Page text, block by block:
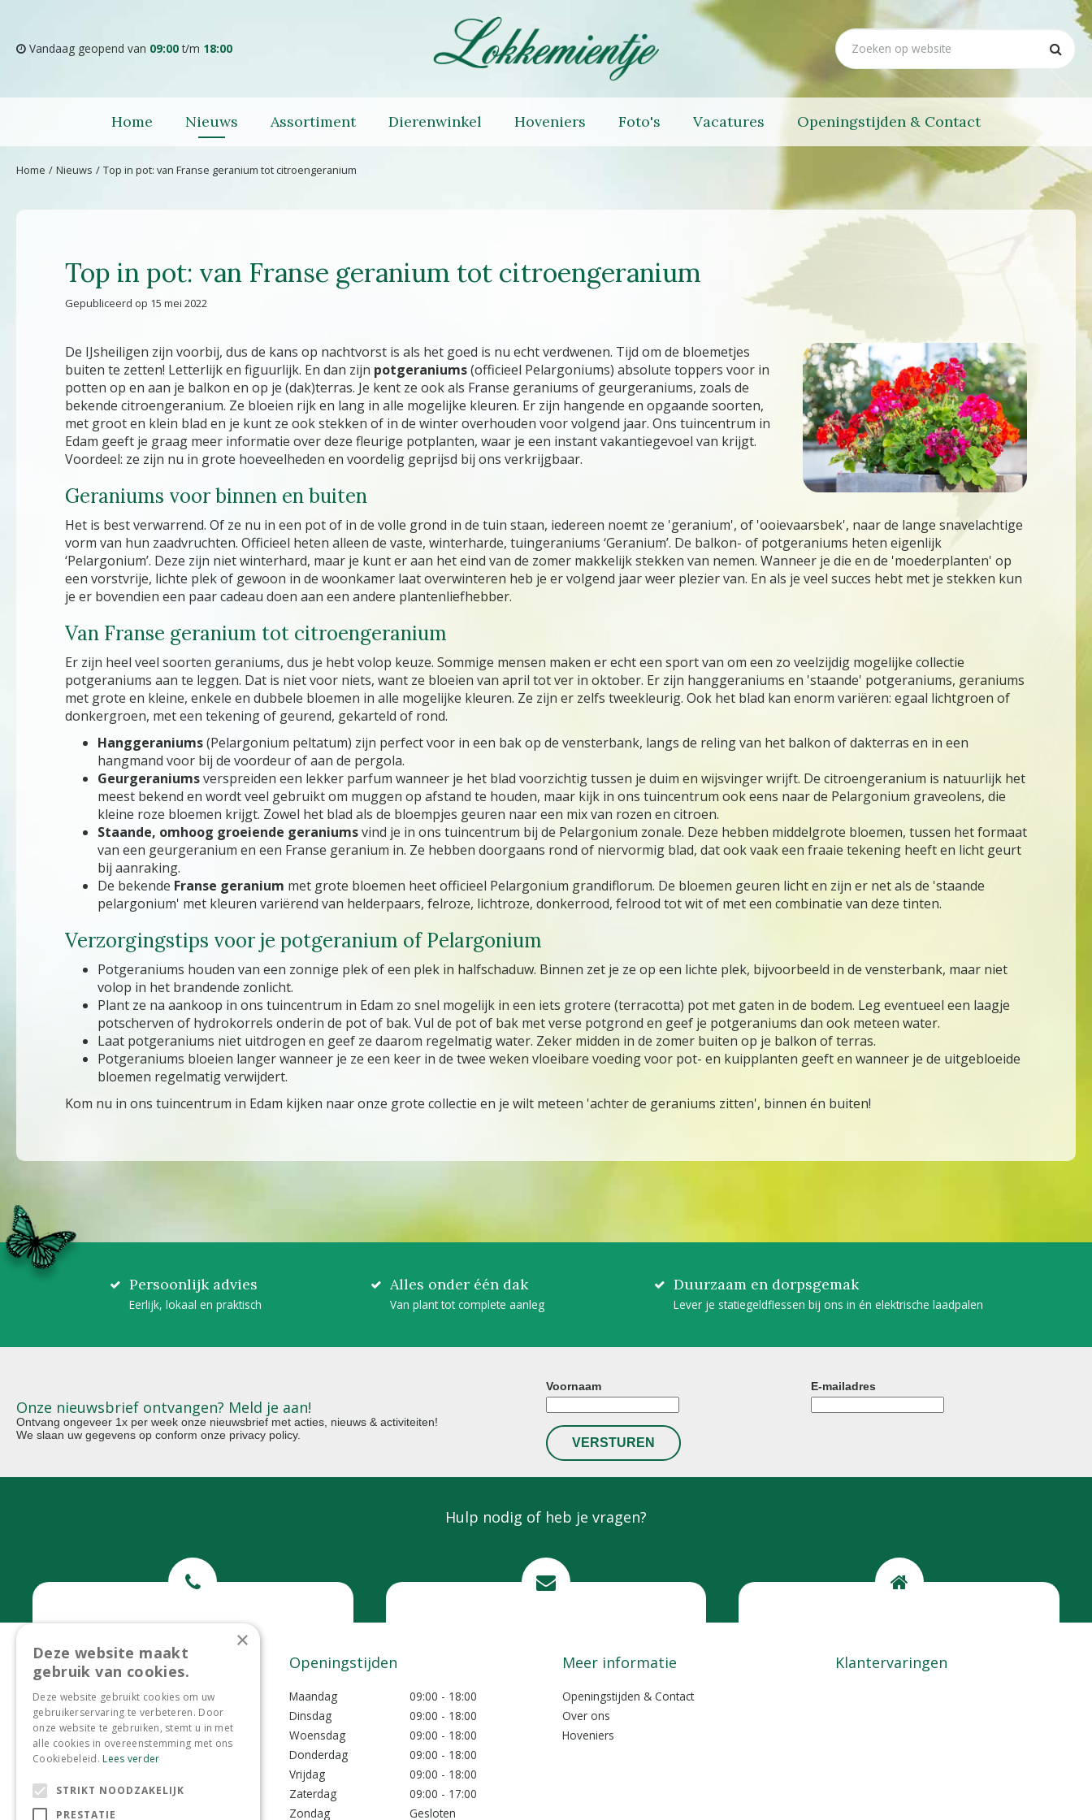
content
Home Nieuws Top in pot: van Franse geranium tot citroengeranium
Vandaag geopend van 09:00t/m 18:00
Home Nieuws Assortiment Dierenwinkel Hoveniers Foto's Vacatures Openingstijden & Contact
Top in pot: van Franse geranium tot citroengeranium
Gepubliceerd op 15 mei 2022
De IJsheiligen zijn voorbij, dus de kans op nachtvorst is als het goed is nu echt verdwenen. Tijd om de bloemetjes
buiten te zetten! Letterlijk en figuurlijk. En dan zijn potgeraniums(officieel Pelargoniums) absolute toppers voor in
potten op en aan je balkon en op je (dak)terras. Je kent ze ook als Franse geraniums of geurgeraniums, zoals de
bekende citroengeranium. Ze bloeien rijk en lang in alle mogelijke kleuren. Er zijn hangende en opgaande soorten,
met groot en klein blad en je kunt ze ook stekken of in de winter overhouden voor volgend jaar. Ons tuincentrum in
Edam geeft je graag meer informatie over deze fleurige potplanten, waar je een instant vakantiegevoel van krijgt.
Voordeel: ze zijn nu in grote hoeveelheden en voordelig geprijsd bij ons verkrijgbaar.
Geraniums voor binnen en buiten
Het is best verwarrend. Of ze nu in een pot of in de volle grond in de tuin staan, iedereen noemt ze 'geranium', of 'ooievaarsbek', naar de lange snavelachtige
vorm van hun zaadvruchten. Officieel heten alleen de vaste, winterharde, tuingeraniums ‘Geranium’. De balkon- of potgeraniums heten eigenlijk
‘Pelargonium’. Deze zijn niet winterhard, maar je kunt er aan het eind van de zomer makkelijk stekken van nemen. Wanneer je die en de 'moederplanten' op
een vorstvrije, lichte plek of gewoon in de woonkamer laat overwinteren heb je er volgend jaar weer plezier van. En als je veel succes hebt met je stekken kun
je er bovendien een paar cadeau doen aan een andere plantenliefhebber.
Van Franse geranium tot citroengeranium
Er zijn heel veel soorten geraniums, dus je hebt volop keuze. Sommige mensen maken er echt een sport van om een zo veelzijdig mogelijke collectie
potgeraniums aan te leggen. Dat is niet voor niets, want ze bloeien van april tot ver in oktober. Er zijn hanggeraniums en 'staande' potgeraniums, geraniums
met grote en kleine, enkele en dubbele bloemen in alle mogelijke kleuren. Ze zijn er zelfs tweekleurig. Ook het blad kan enorm variëren: egaal lichtgroen of
donkergroen, met een tekening of geurend, gekarteld of rond.
Hanggeraniums(Pelargonium peltatum) zijn perfect voor in een bak op de vensterbank, langs de reling van het balkon of dakterras en in een
hangmand voor bij de voordeur of aan de pergola.
Geurgeraniumsverspreiden een lekker parfum wanneer je het blad voorzichtig tussen je duim en wijsvinger wrijft. De citroengeranium is natuurlijk het
meest bekend en wordt veel gebruikt om muggen op afstand te houden, maar kijk in ons tuincentrum ook eens naar de Pelargonium graveolens, die
kleine roze bloemen krijgt. Zowel het blad als de bloempjes geuren naar een mix van rozen en citroen.
Staande, omhoog groeiende geraniumsvind je in ons tuincentrum bij de Pelargonium zonale. Deze hebben middelgrote bloemen, tussen het formaat
van een geurgeranium en een Franse geranium in. Ze hebben doorgaans rond of niervormig blad, dat ook vaak een fraaie tekening heeft en licht geurt
bij aanraking.
De bekende Franse geranium met grote bloemen heet officieel Pelargonium grandiflorum. De bloemen geuren licht en zijn er net als de 'staande
pelargonium' met kleuren variërend van helderpaars, felroze, lichtroze, donkerrood, felrood tot wit of met een combinatie van deze tinten.
Verzorgingstips voor je potgeranium of Pelargonium
Potgeraniums houden van een zonnige plek of een plek in halfschaduw. Binnen zet je ze op een lichte plek, bijvoorbeeld in de vensterbank, maar niet
volop in het brandende zonlicht.
Plant ze na aankoop in ons tuincentrum in Edam zo snel mogelijk in een iets grotere (terracotta) pot met gaten in de bodem. Leg eventueel een laagje
potscherven of hydrokorrels onderin de pot of bak. Vul de pot of bak met verse potgrond en geef je potgeraniums dan ook meteen water.
Laat potgeraniums niet uitdrogen en geef ze daarom regelmatig water. Zeker midden in de zomer buiten op je balkon of terras.
Potgeraniums bloeien langer wanneer je ze een keer in de twee weken vloeibare voeding voor pot- en kuipplanten geeft en wanneer je de uitgebloeide
bloemen regelmatig verwijdert.
Kom nu in ons tuincentrum in Edam kijken naar onze grote collectie en je wilt meteen 'achter de geraniums zitten', binnen én buiten!
Persoonlijk advies
Eerlijk, lokaal en praktisch
Alles onder één dak
Van plant tot complete aanleg
Duurzaam en dorpsgemak
Lever je statiegeldflessen bij ons in én elektrische laadpalen
Onze nieuwsbrief ontvangen? Meld je aan!
Ontvang ongeveer 1x per week onze nieuwsbrief met acties, nieuws & activiteiten!
We slaan uw gegevens op conform onze privacy policy.
Voornaam E-mailadres
Hulp nodig of heb je vragen?
0299-372465
info@lokkemientje.nl
Locatie
Contact
Tuincentrum Lokkemientje
Lokkemientjesweg 1
1135 VZ Edam
info@lokkemientje.nl
Openingstijden
Maandag
09:00 - 18:00
Dinsdag
09:00 - 18:00
Woensdag
09:00 - 18:00
Donderdag
09:00 - 18:00
Vrijdag
09:00 - 18:00
Zaterdag
09:00 - 17:00
Zondag
Gesloten
Meer informatie
Openingstijden & Contact
Over ons
Hoveniers
Klantervaringen
×
Deze website maakt
gebruik van cookies.
Deze website gebruikt cookies om uw
gebruikerservaring te verbeteren. Door
onze website te gebruiken, stemt u in met
alle cookies in overeenstemming met ons
Cookiebeleid. Lees verder
STRIKT NOODZAKELIJK
PRESTATIE